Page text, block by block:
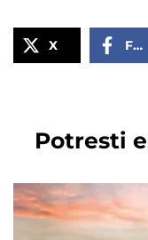
X Facebook
Potresti